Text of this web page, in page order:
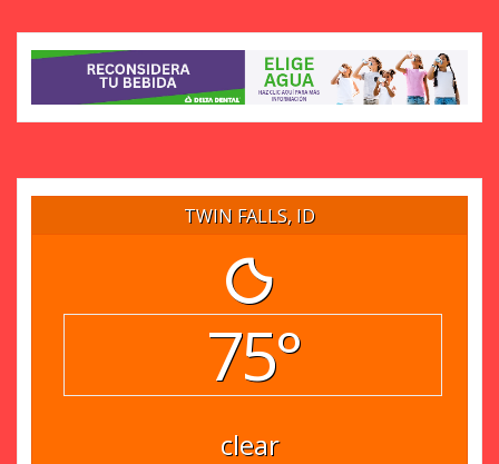
TWIN FALLS, ID
75°
clear